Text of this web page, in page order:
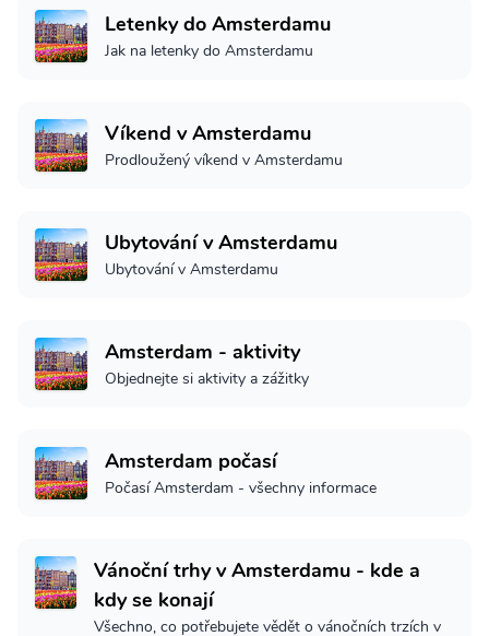
Letenky do Amsterdamu
Jak na letenky do Amsterdamu
Víkend v Amsterdamu
Prodloužený víkend v Amsterdamu
Ubytování v Amsterdamu
Ubytování v Amsterdamu
Amsterdam - aktivity
Objednejte si aktivity a zážitky
Amsterdam počasí
Počasí Amsterdam - všechny informace
Vánoční trhy v Amsterdamu - kde a
kdy se konají
Všechno, co potřebujete vědět o vánočních trzích v